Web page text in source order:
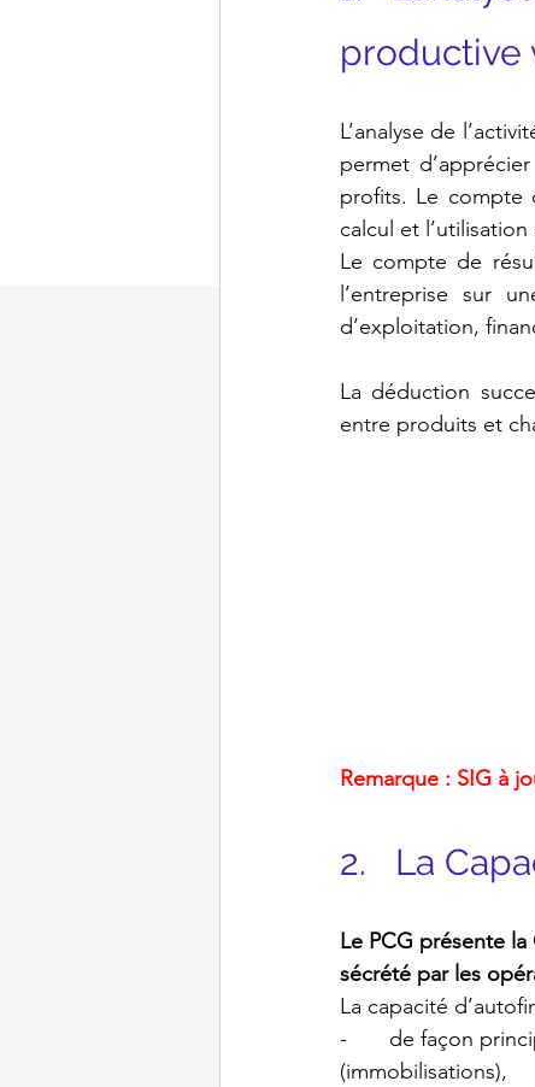
productive
L’analyse de
permet
profits. Le compte
calcul et
Le compte de
l’entreprise sur
d’exploitation,
La déduction
entre produits et
Remarque : SIG à
2.   La
Le PCG présente
sécrété par les
La capacité
-       de façon
(immobilisations),